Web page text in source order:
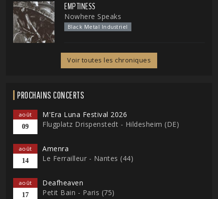
EMPTINESS
Nowhere Speaks
Black Metal Industriel
Voir toutes les chroniques
PROCHAINS CONCERTS
août
09
M'Era Luna Festival 2026
Flugplatz Drispenstedt - Hildesheim (DE)
août
14
Amenra
Le Ferrailleur - Nantes (44)
août
17
Deafheaven
Petit Bain - Paris (75)